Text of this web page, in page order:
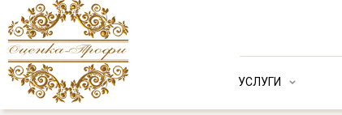
УСЛУГИ